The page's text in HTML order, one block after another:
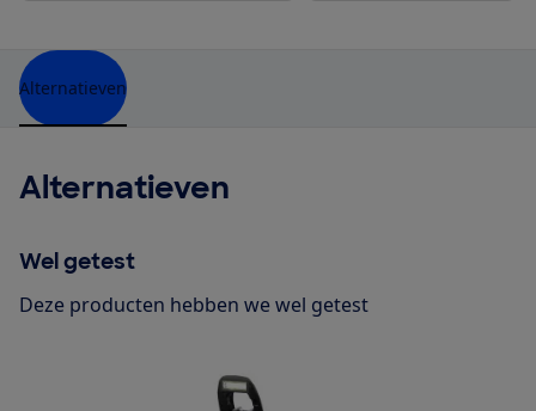
Alternatieven
Alternatieven
Wel getest
Deze producten hebben we wel getest